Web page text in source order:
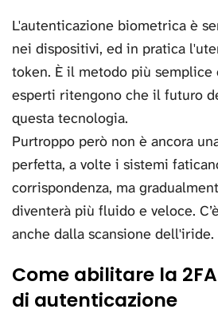
L'autenticazione biometrica è
nei dispositivi, ed in pratica
token. È il metodo più
esperti ritengono che il futuro
questa tecnologia.
Purtroppo però non è ancora
perfetta, a volte i sistemi
corrispondenza, ma
diventerà più fluido e veloce.
anche dalla scansione dell'iride.
Come abilitare la
di autenticazione